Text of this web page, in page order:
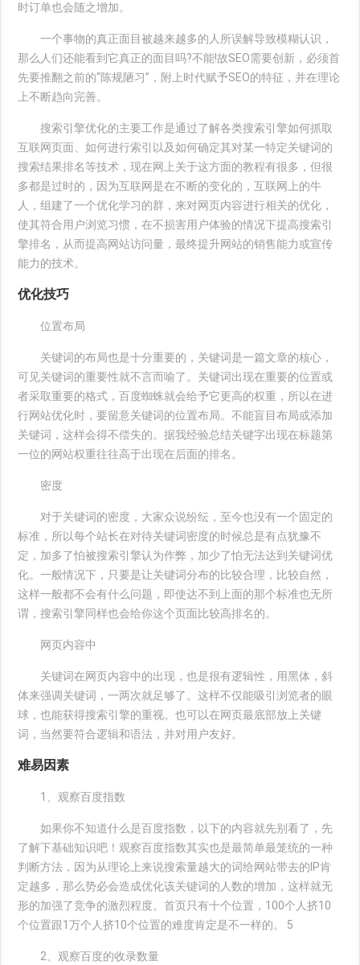
时订单也会随之增加。
一个事物的真正面目被越来越多的人所误解导致模糊认识，
那么人们还能看到它真正的面目吗?不能!故SEO需要创新，必须首
先要推翻之前的“陈规陋习”，附上时代赋予SEO的特征，并在理论
上不断趋向完善。
搜索引擎优化的主要工作是通过了解各类搜索引擎如何抓取
互联网页面、如何进行索引以及如何确定其对某一特定关键词的
搜索结果排名等技术，现在网上关于这方面的教程有很多，但很
多都是过时的，因为互联网是在不断的变化的，互联网上的牛
人，组建了一个优化学习的群，来对网页内容进行相关的优化，
使其符合用户浏览习惯，在不损害用户体验的情况下提高搜索引
擎排名，从而提高网站访问量，最终提升网站的销售能力或宣传
能力的技术。
优化技巧
位置布局
关键词的布局也是十分重要的，关键词是一篇文章的核心，
可见关键词的重要性就不言而喻了。关键词出现在重要的位置或
者采取重要的格式，百度蜘蛛就会给予它更高的权重，所以在进
行网站优化时，要留意关键词的位置布局。不能盲目布局或添加
关键词，这样会得不偿失的。据我经验总结关键字出现在标题第
一位的网站权重往往高于出现在后面的排名。
密度
对于关键词的密度，大家众说纷纭，至今也没有一个固定的
标准，所以每个站长在对待关键词密度的时候总是有点犹豫不
定，加多了怕被搜索引擎认为作弊，加少了怕无法达到关键词优
化。一般情况下，只要是让关键词分布的比较合理，比较自然，
这样一般都不会有什么问题，即使达不到上面的那个标准也无所
谓，搜索引擎同样也会给你这个页面比较高排名的。
网页内容中
关键词在网页内容中的出现，也是很有逻辑性，用黑体，斜
体来强调关键词，一两次就足够了。这样不仅能吸引浏览者的眼
球，也能获得搜索引擎的重视。也可以在网页最底部放上关键
词，当然要符合逻辑和语法，并对用户友好。
难易因素
1、观察百度指数
如果你不知道什么是百度指数，以下的内容就先别看了，先
了解下基础知识吧！观察百度指数其实也是最简单最笼统的一种
判断方法，因为从理论上来说搜索量越大的词给网站带去的IP肯
定越多，那么势必会造成优化该关键词的人数的增加，这样就无
形的加强了竞争的激烈程度。首页只有十个位置，100个人挤10
个位置跟1万个人挤10个位置的难度肯定是不一样的。 5
2、观察百度的收录数量